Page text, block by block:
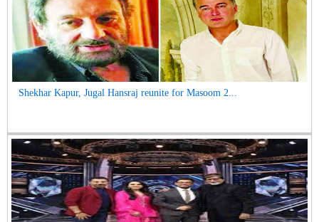
Shekhar Kapur, Jugal Hansraj reunite for Masoom 2...